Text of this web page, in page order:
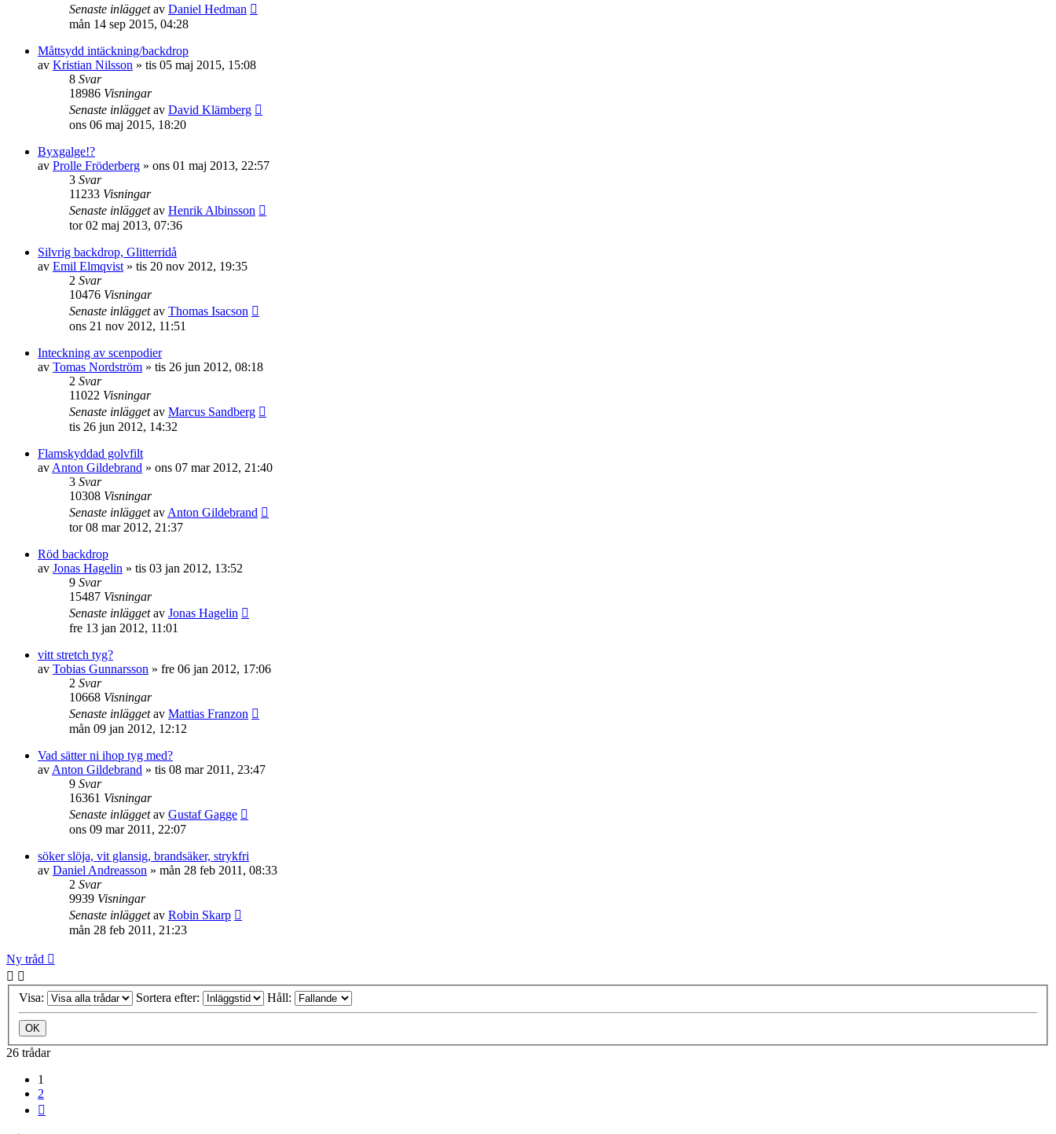
Senaste inläggetav Daniel Hedman
mån 14 sep 2015, 04:28
Måttsydd intäckning/backdrop
av Kristian Nilsson » tis 05 maj 2015, 15:08
8 Svar
18986 Visningar
Senaste inläggetav David Klämberg
ons 06 maj 2015, 18:20
Byxgalge!?
av Prolle Fröderberg » ons 01 maj 2013, 22:57
3 Svar
11233 Visningar
Senaste inläggetav Henrik Albinsson
tor 02 maj 2013, 07:36
Silvrig backdrop, Glitterridå
av Emil Elmqvist » tis 20 nov 2012, 19:35
2 Svar
10476 Visningar
Senaste inläggetav Thomas Isacson
ons 21 nov 2012, 11:51
Inteckning av scenpodier
av Tomas Nordström » tis 26 jun 2012, 08:18
2 Svar
11022 Visningar
Senaste inläggetav Marcus Sandberg
tis 26 jun 2012, 14:32
Flamskyddad golvfilt
av Anton Gildebrand » ons 07 mar 2012, 21:40
3 Svar
10308 Visningar
Senaste inläggetav Anton Gildebrand
tor 08 mar 2012, 21:37
Röd backdrop
av Jonas Hagelin » tis 03 jan 2012, 13:52
9 Svar
15487 Visningar
Senaste inläggetav Jonas Hagelin
fre 13 jan 2012, 11:01
vitt stretch tyg?
av Tobias Gunnarsson » fre 06 jan 2012, 17:06
2 Svar
10668 Visningar
Senaste inläggetav Mattias Franzon
mån 09 jan 2012, 12:12
Vad sätter ni ihop tyg med?
av Anton Gildebrand » tis 08 mar 2011, 23:47
9 Svar
16361 Visningar
Senaste inläggetav Gustaf Gagge
ons 09 mar 2011, 22:07
söker slöja, vit glansig, brandsäker, strykfri
av Daniel Andreasson » mån 28 feb 2011, 08:33
2 Svar
9939 Visningar
Senaste inläggetav Robin Skarp
mån 28 feb 2011, 21:23
Ny tråd
Visa: Sortera efter: Håll:
26 trådar
1
2